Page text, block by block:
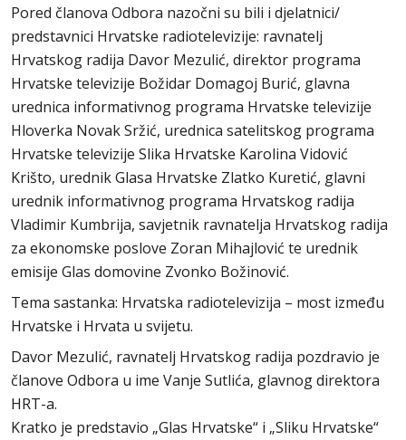
Pored članova Odbora nazočni su bili i djelatnici/
predstavnici Hrvatske radiotelevizije: ravnatelj
Hrvatskog radija Davor Mezulić, direktor programa
Hrvatske televizije Božidar Domagoj Burić, glavna
urednica informativnog programa Hrvatske televizije
Hloverka Novak Sržić, urednica satelitskog programa
Hrvatske televizije Slika Hrvatske Karolina Vidović
Krišto, urednik Glasa Hrvatske Zlatko Kuretić, glavni
urednik informativnog programa Hrvatskog radija
Vladimir Kumbrija, savjetnik ravnatelja Hrvatskog radija
za ekonomske poslove Zoran Mihajlović te urednik
emisije Glas domovine Zvonko Božinović.
Tema sastanka: Hrvatska radiotelevizija – most između
Hrvatske i Hrvata u svijetu.
Davor Mezulić, ravnatelj Hrvatskog radija pozdravio je
članove Odbora u ime Vanje Sutlića, glavnog direktora
HRT-a.
Kratko je predstavio „Glas Hrvatske“ i „Sliku Hrvatske“